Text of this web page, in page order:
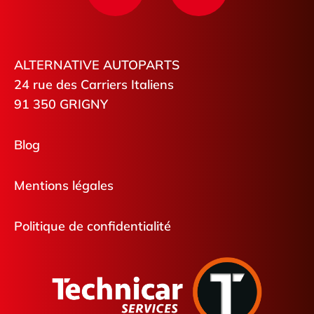
ALTERNATIVE AUTOPARTS
24 rue des Carriers Italiens
91 350 GRIGNY
Blog
Mentions légales
Politique de confidentialité